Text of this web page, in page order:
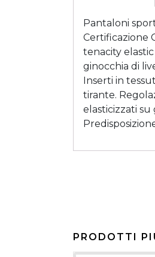
Pantaloni
Certificazione
tenacity
ginocchia di
Inserti in
tirante.
elasticizzati
PRODOTTI